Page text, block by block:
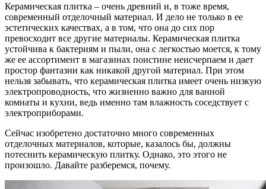
Керамическая плитка – очень древний и, в тоже время,
современный отделочный материал. И дело не только в ее
эстетических качествах, а в том, что она до сих пор
превосходит все другие материалы. Керамическая плитка
устойчива к бактериям и пыли, она с легкостью моется, к тому
же ее ассортимент в магазинах поистине неисчерпаем и дает
простор фантазии как никакой другой материал. При этом
нельзя забывать, что керамическая плитка имеет очень низкую
электропроводность, что жизненно важно для ванной
комнаты и кухни, ведь именно там влажность соседствует с
электроприборами.
Сейчас изобретено достаточно много современных
отделочных материалов, которые, казалось бы, должны
потеснить керамическую плитку. Однако, это этого не
произошло. Давайте разберемся, почему.